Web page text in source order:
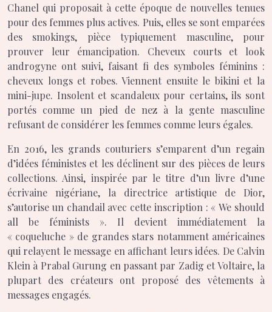
Chanel qui proposait à cette époque de nouvelles tenues
pour des femmes plus actives. Puis, elles se sont emparées
des smokings, pièce typiquement masculine, pour
prouver leur émancipation. Cheveux courts et look
androgyne ont suivi, faisant fi des symboles féminins :
cheveux longs et robes. Viennent ensuite le bikini et la
mini-jupe. Insolent et scandaleux pour certains, ils sont
portés comme un pied de nez à la gente masculine
refusant de considérer les femmes comme leurs égales.
En 2016, les grands couturiers s’emparent d’un regain
d’idées féministes et les déclinent sur des pièces de leurs
collections. Ainsi, inspirée par le titre d’un livre d’une
écrivaine nigériane, la directrice artistique de Dior,
s’autorise un chandail avec cette inscription : « We should
all be féminists ». Il devient immédiatement la
« coqueluche » de grandes stars notamment américaines
qui relayent le message en affichant leurs idées. De Calvin
Klein à Prabal Gurung en passant par Zadig et Voltaire, la
plupart des créateurs ont proposé des vêtements à
messages engagés.